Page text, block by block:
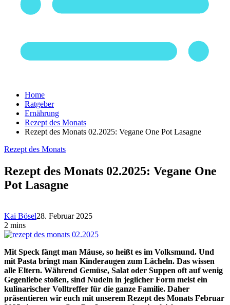
Home
Ratgeber
Ernährung
Rezept des Monats
Rezept des Monats 02.2025: Vegane One Pot Lasagne
Rezept des Monats
Rezept des Monats 02.2025: Vegane One
Pot Lasagne
Kai Bösel28. Februar 2025
2 mins
Mit Speck fängt man Mäuse, so heißt es im Volksmund. Und
mit Pasta bringt man Kinderaugen zum Lächeln. Das wissen
alle Eltern. Während Gemüse, Salat oder Suppen oft auf wenig
Gegenliebe stoßen, sind Nudeln in jeglicher Form meist ein
kulinarischer Volltreffer für die ganze Familie. Daher
präsentieren wir euch mit unserem Rezept des Monats Februar